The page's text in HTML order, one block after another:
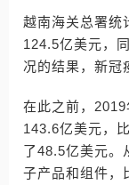
越南海关总署统
124.5亿美元，
况的结果，新冠
在此之前，
143.6亿美元，
了48.5亿美元。
子产品和组件，